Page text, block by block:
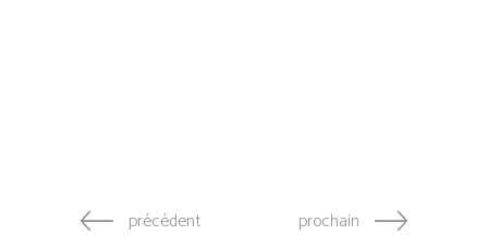
précédent prochain